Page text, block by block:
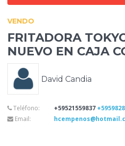
VENDO
FRITADORA
NUEVO EN CAJA
David Candia
Teléfono: +59521559837
Email: